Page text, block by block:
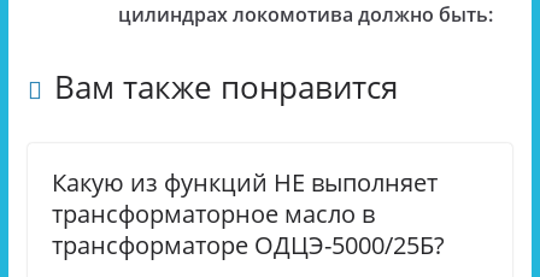
цилиндрах локомотива должно быть:
Вам также понравится
Какую из функций НЕ выполняет
трансформаторное масло в
трансформаторе ОДЦЭ-5000/25Б?